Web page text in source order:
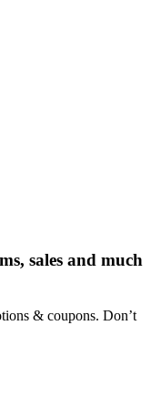
sales and much
& coupons. Don’t